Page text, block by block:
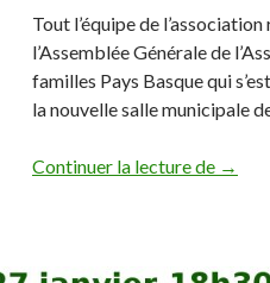
Tout l’équipe de
l’Assemblée Générale de
familles Pays Basque qui
la nouvelle salle municipale
Continuer la lecture de Une
→